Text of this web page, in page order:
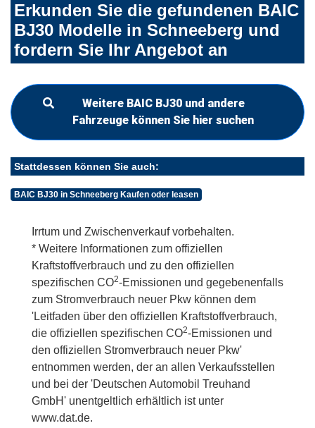
Erkunden Sie die gefundenen BAIC
BJ30 Modelle in Schneeberg und
fordern Sie Ihr Angebot an
Weitere BAIC BJ30 und andere
Fahrzeuge können Sie hier suchen
Stattdessen können Sie auch:
BAIC BJ30 in Schneeberg Kaufen oder leasen
Irrtum und Zwischenverkauf vorbehalten.
* Weitere Informationen zum offiziellen
Kraftstoffverbrauch und zu den offiziellen
spezifischen CO2-Emissionen und gegebenenfalls
zum Stromverbrauch neuer Pkw können dem
'Leitfaden über den offiziellen Kraftstoffverbrauch,
die offiziellen spezifischen CO2-Emissionen und
den offiziellen Stromverbrauch neuer Pkw'
entnommen werden, der an allen Verkaufsstellen
und bei der 'Deutschen Automobil Treuhand
GmbH' unentgeltlich erhältlich ist unter
www.dat.de.